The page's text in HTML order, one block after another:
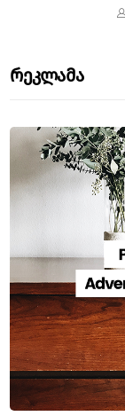
Რეკლამა